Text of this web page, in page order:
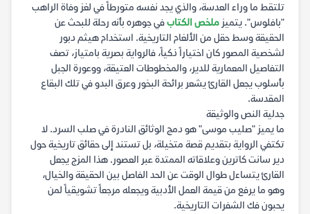
تلتقط ما وراء العدسة، والذي يجد نفسه متورطاً في لغز وفاة الراهب
"بافلوس". يتميز ملخص الكتابفي جوهره بأنه رحلة للبحث عن
الحقيقة وسط حقل من الألغام التاريخية. استخدام هيثم دبور
لشخصية المصور كان اختياراً ذكياً، فالرواية بصرية بامتياز، تصف
التفاصيل المعمارية للدير، والمخطوطات العتيقة، ووعورة الجبل
بأسلوب يجعل القارئ يشعر برائحة البخور وعرق البدو في تلك البقاع
المقدسة.
جدلية النص والوثيقة
ما يميز "صليب موسى" هو دمج الوثائق النادرة في صلب السرد. لا
تكتفي الرواية بتقديم قصة متخيلة، بل تستند إلى حقائق تاريخية حول
دير سانت كاترين وعلاقاته الممتدة عبر العصور. هذا المزج يجعل
القارئ يتساءل طوال الوقت عن الحد الفاصل بين الحقيقة والخيال،
وهو ما يرفع من قيمة العمل الأدبية ويجعله مرجعاً تشويقياً لمن
يحبون فك الشفرات التاريخية.